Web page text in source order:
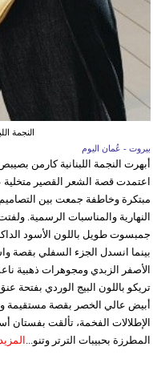
النجمة
بيروت - عُمان اليوم
أبهرت النجمة اللبنانية كارمن
اعتمدت قصة الشعر القصير متخلية
مبتكرة وخاطفة جمعت بين التصاميم
النهارية والمناسبات الرسمية.
جمبسوت طويل باللون الأسود
بينما انسدل الجزء السفلي بقصة
الأصفر الزبدي ومجوهرات ذهبية
تريكو باللون البيج الوردي بفتحة
أبيض عالي الخصر بقصة مستقيمة
الإطلالات الفخمة، تألقت بفستان
المطرزة بحبيبات الترتر وتنو... المزيد